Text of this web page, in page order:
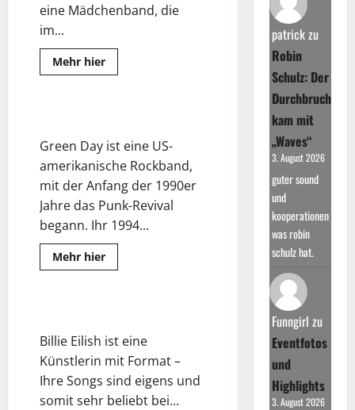
eine Mädchenband, die
im...
Mehr hierRead
more
Concert
Green Day ist eine US-
amerikanische Rockband,
mit der Anfang der 1990er
Jahre das Punk-Revival
begann. Ihr 1994...
Mehr hierRead
more
in
Concert
Billie Eilish ist eine
Künstlerin mit Format –
Ihre Songs sind eigens und
somit sehr beliebt bei...
patrickzu
Robin
Schulz: Der
Durchbruch
kam mit
„Waves“
3. August 2026
guter sound
und
kooperationen
was robin
schulz hat.
Funngirl zu
Eventfotos
und
Highlights
3. August 2026